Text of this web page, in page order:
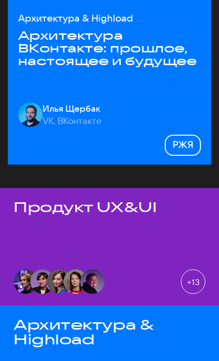
Архитектура & Highload
Архитектура
ВКонтакте: прошлое,
настоящее и будущее
Илья Щербак
VK, ВКонтакте
РЖЯ
Темы докладов
Продукт UX&UI
+13
Архитектура &
Highload